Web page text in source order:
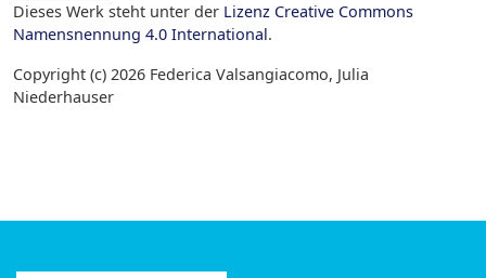
Dieses Werk steht unter der Lizenz Creative Commons
Namensnennung 4.0 International.
Copyright (c) 2026 Federica Valsangiacomo, Julia
Niederhauser